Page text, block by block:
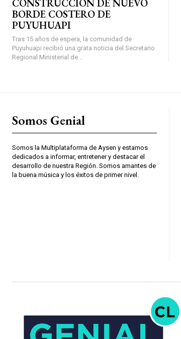
CONSTRUCCIÓN DE NUEVO
BORDE COSTERO DE
PUYUHUAPI
Tras 15 años de espera, la comunidad de
Puyuhuapi recibió una grata noticia del Secretario
Regional Ministerial de...
Somos Genial
Somos la Multiplataforma de Aysen y estamos
dedicados a informar, entretener y destacar el
desarrollo de nuestra Región. Somos amantes de
la buena música y los éxitos de primer nivel.